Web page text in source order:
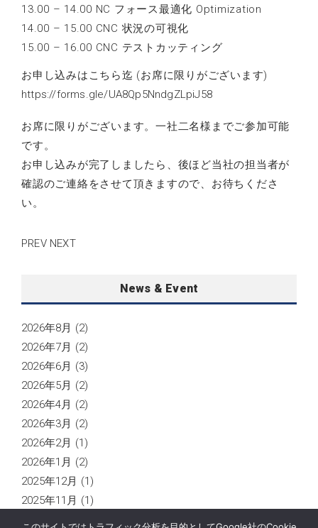
13.00 – 14.00 NC フォース最適化 Optimization
14.00 – 15.00 CNC 状況の可視化
15.00 – 16.00 CNC テストカッティング
お申し込みはこちら迄 (お席に限りがございます)
https://forms.gle/UA8Qp5NndgZLpiJ58
お席に限りがございます。一社二名様までご参加可能
です。
お申し込みが完了しましたら、後ほど当社の担当者が
確認のご連絡をさせて頂きますので、お待ちくださ
い。
PREV NEXT
News & Event
2026年8月 (2)
2026年7月 (2)
2026年6月 (3)
2026年5月 (2)
2026年4月 (2)
2026年3月 (2)
2026年2月 (1)
2026年1月 (2)
2025年12月 (1)
2025年11月 (1)